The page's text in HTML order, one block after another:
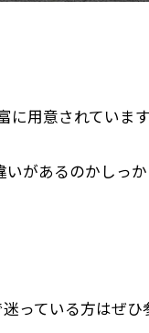
用意されています
があるのかしっ
っている方はぜひ